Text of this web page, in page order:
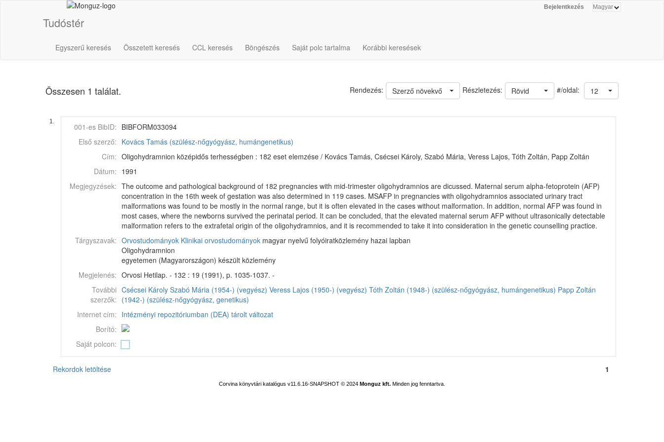
Bejelentkezés
Tudóstér
Egyszerű keresés Összetett keresés CCL keresés Böngészés Saját polc tartalma Korábbi keresések
Összesen 1 találat. #/oldal: 12
Rövid
Részletezés:
Rendezés: Szerző növekvő
1.
001-es BibID: BIBFORM033094
Első szerző: Kovács Tamás (szülész-nőgyógyász, humángenetikus)
Cím: Oligohydramnion középidős terhességben : 182 eset elemzése / Kovács Tamás, Csécsei Károly, Szabó Mária, Veress Lajos, Tóth Zoltán, Papp Zoltán
Dátum: 1991
Megjegyzések: The outcome and pathological background of 182 pregnancies with mid-trimester oligohydramnios are dicussed. Maternal serum alpha-fetoprotein (AFP)
concentration in the 16th week of gestation was also determined in 119 cases. MSAFP in pregnancies with oligohydramnios associated urinary tract
malformations was found to be mostly in the normal range, but it is often elevated in the cases without malformation. In addition, normal AFP was found in
most cases, where the newborns survived the perinatal period. It can be concluded, that the elevated maternal serum AFP without ultrasonically detectable
malformation refers to the extrafetal origin of the oligohydramnios, and it is recommended to take it into consideration in the genetic counselling practice.
Tárgyszavak: Orvostudományok Klinikai orvostudományok magyar nyelvű folyóiratközlemény hazai lapban
Oligohydramnion
egyetemen (Magyarországon) készült közlemény
Megjelenés: Orvosi Hetilap. - 132 : 19 (1991), p. 1035-1037. -
További
szerzők:
Csécsei Károly Szabó Mária (1954-) (vegyész) Veress Lajos (1950-) (vegyész) Tóth Zoltán (1948-) (szülész-nőgyógyász, humángenetikus) Papp Zoltán
(1942-) (szülész-nőgyógyász, genetikus)
Internet cím: Intézményi repozitóriumban (DEA) tárolt változat
Borító:
Saját polcon:
Rekordok letöltése 1
Corvina könyvtári katalógus v11.6.16-SNAPSHOT © 2024 Monguz kft. Minden jog fenntartva.